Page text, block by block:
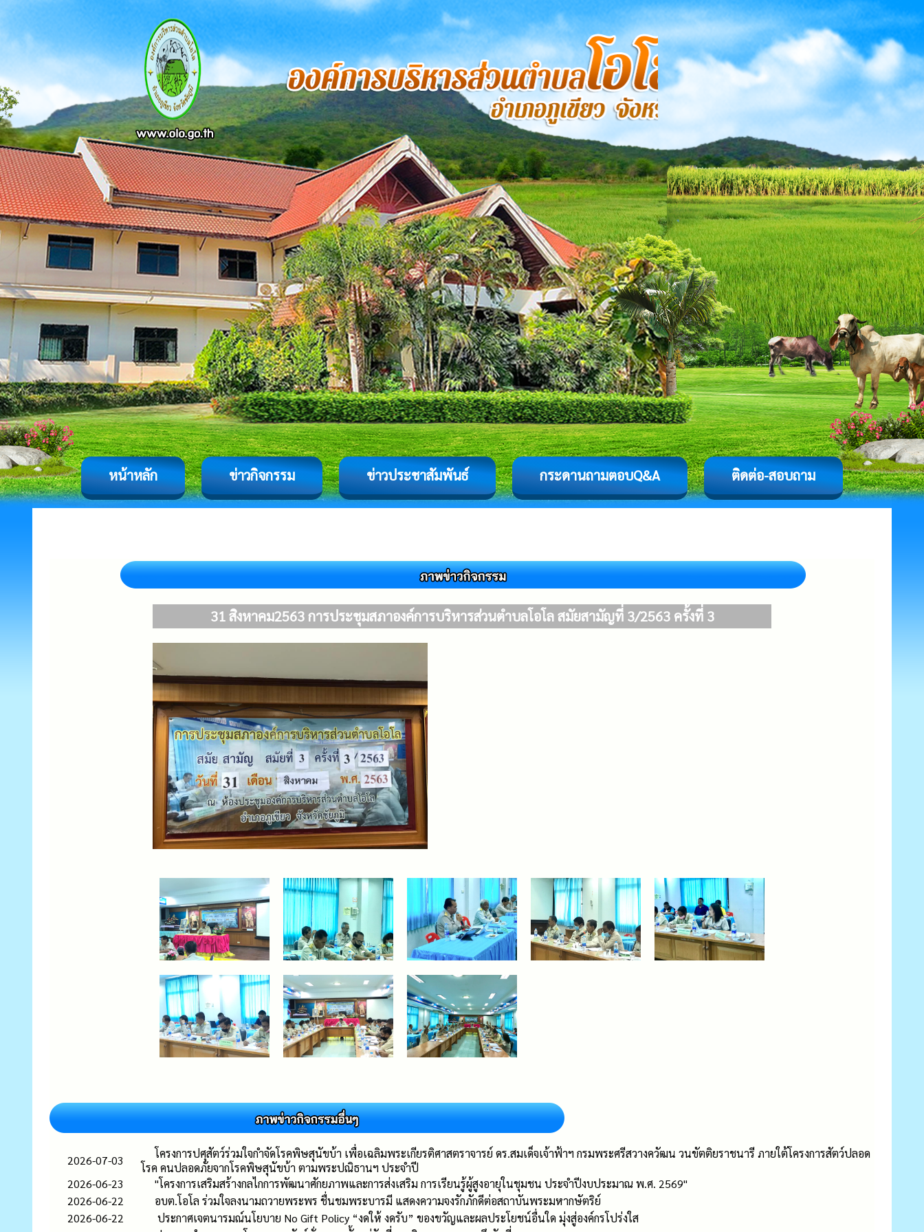
หน้าหลัก ข่าวกิจกรรม ข่าวประชาสัมพันธ์ กระดานถามตอบQ&A ติดต่อ-สอบถาม
31 สิงหาคม2563 การประชุมสภาองค์การบริหารส่วนตำบลโอโล สมัยสามัญที่ 3/2563 ครั้งที่ 3
2026-07-03
โครงการปศุสัตว์ร่วมใจกำจัดโรคพิษสุนัขบ้า เพื่อเฉลิมพระเกียรติศาสตราจารย์ ดร.สมเด็จเจ้าฟ้าฯ กรมพระศรีสวางควัฒน วนขัตติยราชนารี ภายใต้โครงการสัตว์ปลอด
โรค คนปลอดภัยจากโรคพิษสุนัขบ้า ตามพระปณิธานฯ ประจำปี
2026-06-23
"โครงการเสริมสร้างกลไกการพัฒนาศักยภาพและการส่งเสริม การเรียนรู้ผู้สูงอายุในชุมชน ประจำปีงบประมาณ พ.ศ. 2569"
2026-06-22
อบต.โอโล ร่วมใจลงนามถวายพระพร ชื่นชมพระบารมี แสดงความจงรักภักดีต่อสถาบันพระมหากษัตริย์
2026-06-22
ประกาศเจตนารมณ์นโยบาย No Gift Policy “งดให้ งดรับ” ของขวัญและผลประโยชน์อื่นใด มุ่งสู่องค์กรโปร่งใส